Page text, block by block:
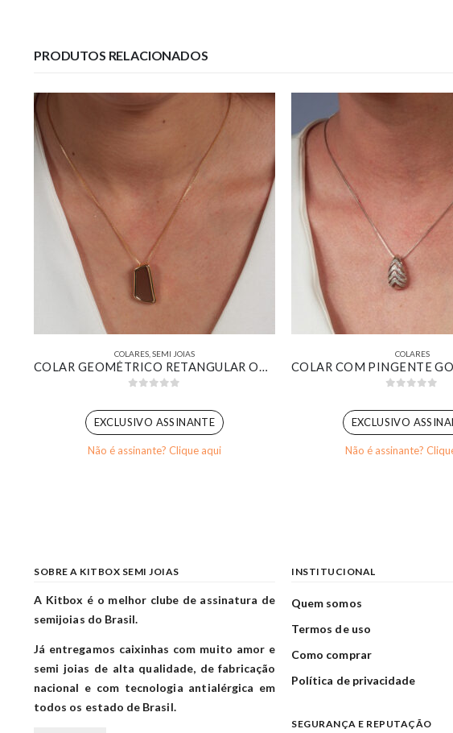
PRODUTOS RELACIONADOS
COLARES SEMI JOIAS
COLAR GEOMÉTRICO RETANGULAR ORGÂNICO RESINADO MARROM BANHADO EM OURO 18K
EXCLUSIVO ASSINANTE
Não é assinante? Clique aqui
COLARES
EXCLUSIVO
Não é assinante?
SOBRE A KITBOX SEMI JOIAS
A Kitbox é o melhor clube de assinatura de
semijoias do Brasil.
Já entregamos caixinhas com muito amor e
semi joias de alta qualidade, de fabricação
nacional e com tecnologia antialérgica em
todos os estado de Brasil.
INSTITUCIONAL
Quem somos
Termos de uso
Como comprar
Política de privacidade
SEGURANÇA E REPUTAÇÃO